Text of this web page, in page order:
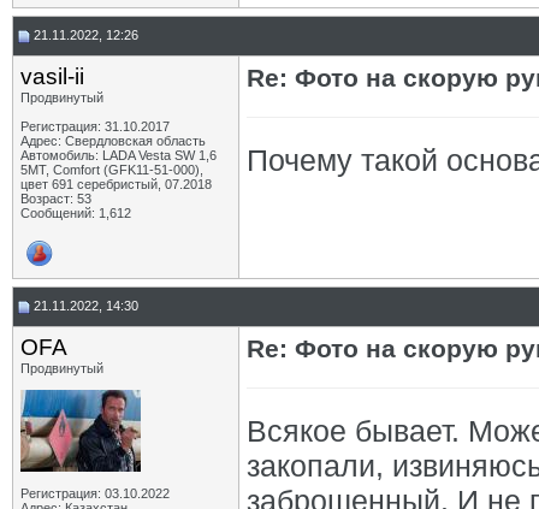
21.11.2022, 12:26
vasil-ii
Продвинутый
Регистрация: 31.10.2017
Адрес: Свердловская область
Автомобиль: LADA Vesta SW 1,6
5МТ, Comfort (GFK11-51-000),
цвет 691 серебристый, 07.2018
Возраст: 53
Сообщений: 1,612
Re: Фото на скорую
Почему такой
21.11.2022, 14:30
OFA
Продвинутый
Регистрация: 03.10.2022
Re: Фото на скорую
Всякое бывает.
закопали,
заброшенный. И не